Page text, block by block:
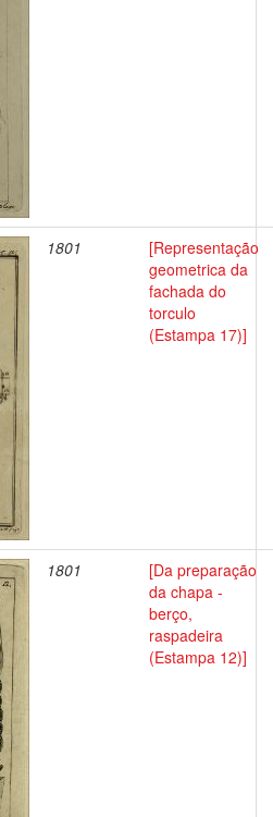
1801
[Representação
geometrica da
fachada do
torculo
(Estampa 17)]
1801
[Da preparação
da chapa -
berço,
raspadeira
(Estampa 12)]